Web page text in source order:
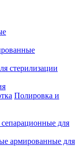
стерилизации
Полировка и
для
армированные для